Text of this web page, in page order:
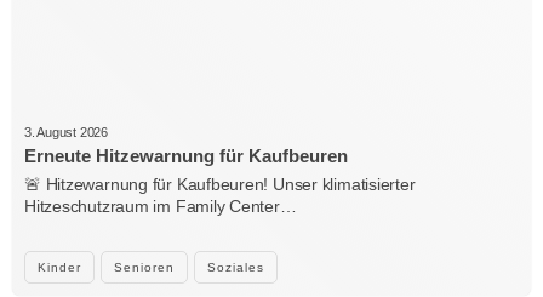
Kinder Senioren Soziales
3. August 2026
Erneute Hitzewarnung für Kaufbeuren
🚨 Hitzewarnung für Kaufbeuren! Unser klimatisierter
Hitzeschutzraum im Family Center…